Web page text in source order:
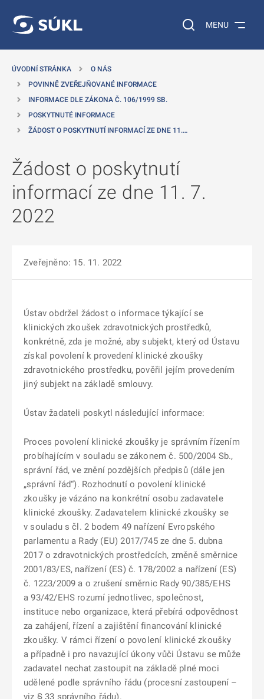
Vyhledávání na
MENU
ÚVODNÍ STRÁNKA
O NÁS
POVINNĚ ZVEŘEJŇOVANÉ INFORMACE
INFORMACE DLE ZÁKONA Č. 106/1999 SB.
POSKYTNUTÉ INFORMACE
ŽÁDOST O POSKYTNUTÍ INFORMACÍ ZE DNE 11.…
Žádost o poskytnutí
informací ze dne 11. 7.
2022
Zveřejněno: 15. 11. 2022
Ústav obdržel žádost o informace týkající se
klinických zkoušek zdravotnických prostředků,
konkrétně, zda je možné, aby subjekt, který od Ústavu
získal povolení k provedení klinické zkoušky
zdravotnického prostředku, pověřil jejím provedením
jiný subjekt na základě smlouvy.
Ústav žadateli poskytl následující informace:
Proces povolení klinické zkoušky je správním řízením
probíhajícím v souladu se zákonem č. 500/2004 Sb.,
správní řád, ve znění pozdějších předpisů (dále jen
„správní řád“). Rozhodnutí o povolení klinické
zkoušky je vázáno na konkrétní osobu zadavatele
klinické zkoušky. Zadavatelem klinické zkoušky se
v souladu s čl. 2 bodem 49 nařízení Evropského
parlamentu a Rady (EU) 2017/745 ze dne 5. dubna
2017 o zdravotnických prostředcích, změně směrnice
2001/83/ES, nařízení (ES) č. 178/2002 a nařízení (ES)
č. 1223/2009 a o zrušení směrnic Rady 90/385/EHS
a 93/42/EHS rozumí jednotlivec, společnost,
instituce nebo organizace, která přebírá odpovědnost
za zahájení, řízení a zajištění financování klinické
zkoušky. V rámci řízení o povolení klinické zkoušky
a případně i pro navazující úkony vůči Ústavu se může
zadavatel nechat zastoupit na základě plné moci
udělené podle správního řádu (procesní zastoupení –
viz § 33 správního řádu).